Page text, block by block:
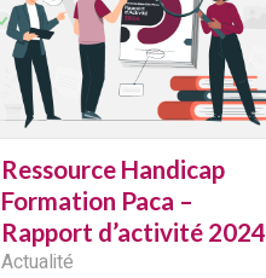
Ressource Handicap
Formation Paca –
Rapport d’activité 2024
Actualité